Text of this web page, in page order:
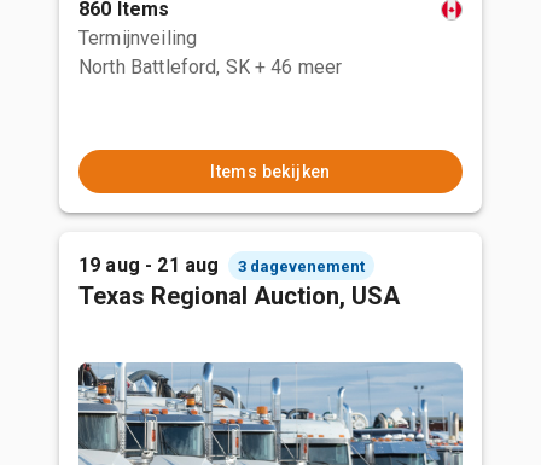
860 Items
Termijnveiling
North Battleford, SK + 46 meer
Items bekijken
19 aug - 21 aug 3 dagevenement
Texas Regional Auction, USA